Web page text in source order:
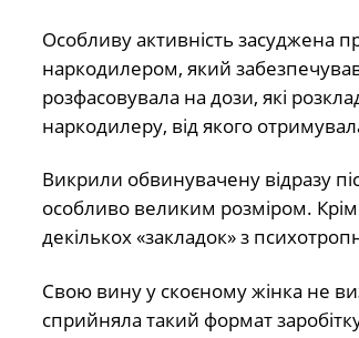
Особливу активність засуджена
наркодилером, який
розфасовувала на дози, які
наркодилеру, від якого
Викрили обвинувачену відразу
особливо великим розміром. Крім
декількох «закладок» з
Свою вину у скоєному жінка не
сприйняла такий формат